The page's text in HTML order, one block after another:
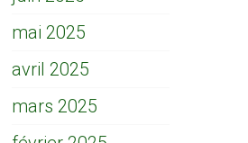
mai 2025
avril 2025
mars 2025